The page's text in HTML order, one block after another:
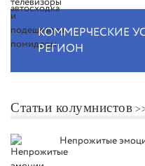
КОММЕРЧЕСКИЕ
РЕГИОН
Статьи колумнистов
Непрожитые